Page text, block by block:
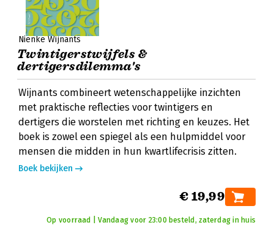
Nienke Wijnants
Twintigerstwijfels &
dertigersdilemma's
Wijnants combineert wetenschappelijke inzichten
met praktische reflecties voor twintigers en
dertigers die worstelen met richting en keuzes. Het
boek is zowel een spiegel als een hulpmiddel voor
mensen die midden in hun kwartlifecrisis zitten.
Boek bekijken
€ 19,99
Op voorraad | Vandaag voor 23:00 besteld, zaterdag in huis